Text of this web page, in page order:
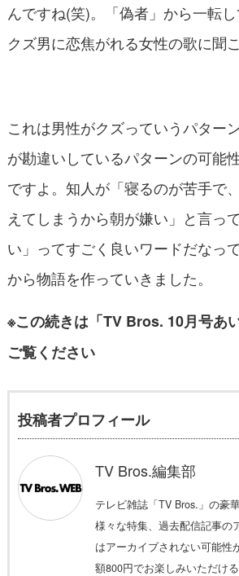
んですね(笑)。「偽者」から一転
クズ男に恋焦がれる女性の歌に聞
これは男性がクズっていうパター
が勘違いしているパターンの可能
ですよ。知人が「寝るのが苦手で
えてしまうから朝が嫌い」と言っ
い」ってすごく良いワードだなっ
から物語を作っていきました。
※この続きは「TV Bros. 10月号あ
ご覧ください
投稿者プロフィール
TV Bros.編集部
テレビ雑誌「TV Bros.」の豪
様々な特集、過去配信記事の
はアーカイブされない可能性
額800円でお楽しみいただけ